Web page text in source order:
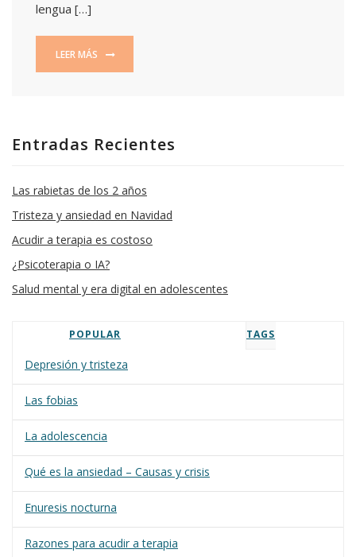
lengua […]
LEER MÁS
Entradas Recientes
Las rabietas de los 2 años
Tristeza y ansiedad en Navidad
Acudir a terapia es costoso
¿Psicoterapia o IA?
Salud mental y era digital en adolescentes
POPULAR TAGS
Depresión y tristeza
Las fobias
La adolescencia
Qué es la ansiedad – Causas y crisis
Enuresis nocturna
Razones para acudir a terapia